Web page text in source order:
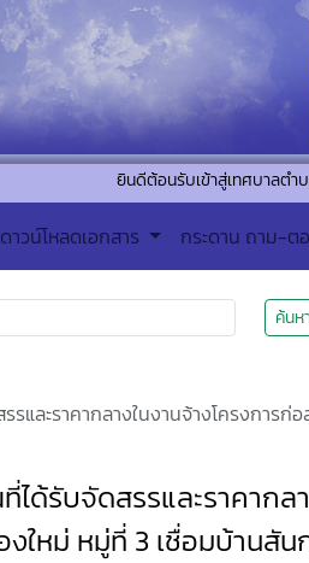
ยินดีต้อนรับเข้าสู่เทศบาลตำบลเวียงสร
ดาวน์โหลดเอกสาร กระดาน ถาม-ต
ค้นห
และราคากลางในงานจ้างโครงการก่
ด้รับจัดสรรและราคากล
ใหม่ หมู่ที่ 3 เชื่อมบ้านสั